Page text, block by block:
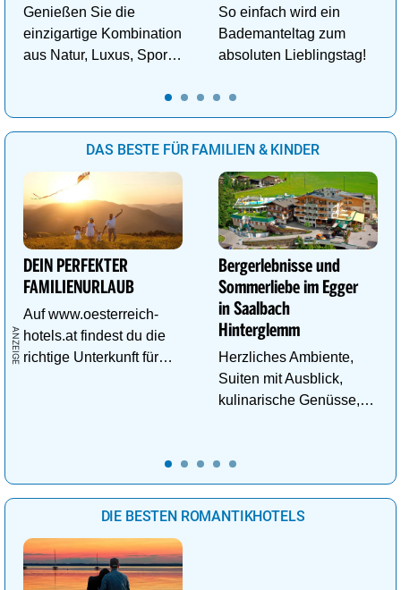
Genießen Sie die
einzigartige Kombination
aus Natur, Luxus, Sport,
So einfach wird ein
Bademanteltag zum
absoluten Lieblingstag!
DAS BESTE FÜR FAMILIEN & KINDER
DEIN PERFEKTER
FAMILIENURLAUB
Auf www.oesterreich-
hotels.at findest du die
richtige Unterkunft für
Bergerlebnisse und
Sommerliebe im Egger
in Saalbach
Hinterglemm
Herzliches Ambiente,
Suiten mit Ausblick,
kulinarische Genüsse,
DIE BESTEN ROMANTIKHOTELS